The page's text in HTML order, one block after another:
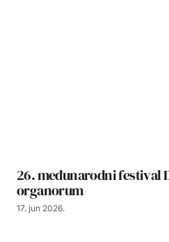
26. međunarodni festival
organorum
17. jun 2026.